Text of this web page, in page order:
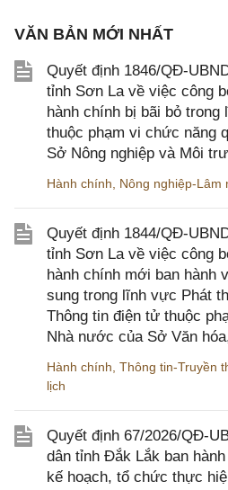
VĂN BẢN MỚI NHẤT
Quyết định 1846/QĐ-
tỉnh Sơn La về việc công
hành chính bị bãi bỏ trong
thuộc phạm vi chức năng
Sở Nông nghiệp và Môi
Hành chính Nông nghiệp-Lâm
Quyết định 1844/QĐ-
tỉnh Sơn La về việc công
hành chính mới ban hành
sung trong lĩnh vực Phát
Thông tin điện tử thuộc
Nhà nước của Sở Văn
Hành chính Thông tin-Truyền
lịch
Quyết định 67/2026/QĐ-
dân tỉnh Đắk Lắk ban
kế hoạch, tổ chức thực